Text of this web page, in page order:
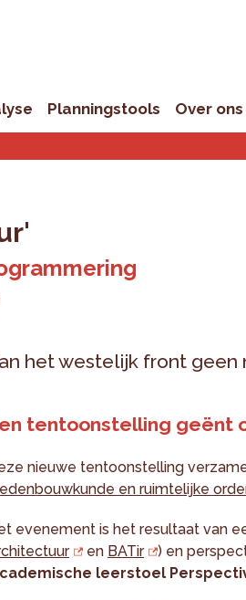
Planningstools Over ons
het westelijk front geen
tentoonstelling geënt
nieuwe tentoonstelling
en ruimtelijke
evenement is het resultaat van
en BATir
) en
leerstoel